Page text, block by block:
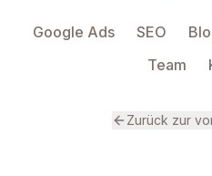
Google Ads SEO
Team
Zurück zur